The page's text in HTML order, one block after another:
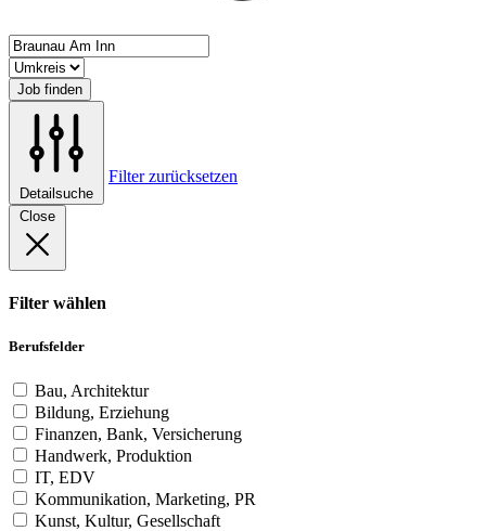
Job finden
Detailsuche
Filter zurücksetzen
Close
Filter wählen
Berufsfelder
Bau, Architektur
Bildung, Erziehung
Finanzen, Bank, Versicherung
Handwerk, Produktion
IT, EDV
Kommunikation, Marketing, PR
Kunst, Kultur, Gesellschaft